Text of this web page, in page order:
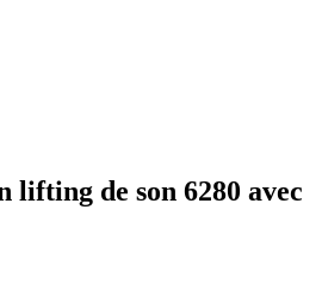
lifting de son 6280 avec